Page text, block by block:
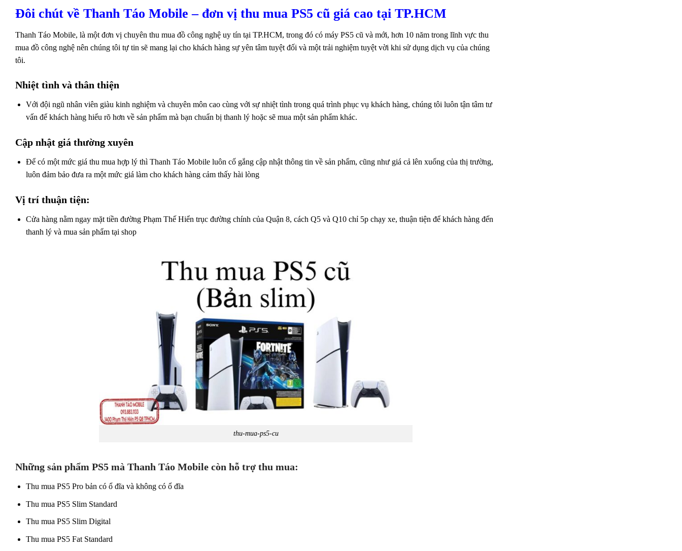
Đôi chút về Thanh Táo Mobile – đơn vị thu mua PS5 cũ giá cao tại TP.HCM
Thanh Táo Mobile, là một đơn vị chuyên thu mua đồ công nghệ uy tín tại TP.HCM, trong đó có máy PS5 cũ và mới, hơn 10 năm trong lĩnh vực thu
mua đồ công nghệ nên chúng tôi tự tin sẽ mang lại cho khách hàng sự yên tâm tuyệt đối và một trải nghiệm tuyệt vời khi sử dụng dịch vụ của chúng
tôi.
Nhiệt tình và thân thiện
Với đội ngũ nhân viên giàu kinh nghiệm và chuyên môn cao cùng với sự nhiệt tình trong quá trình phục vụ khách hàng, chúng tôi luôn tận tâm tư
vấn để khách hàng hiểu rõ hơn về sản phẩm mà bạn chuẩn bị thanh lý hoặc sẽ mua một sản phẩm khác.
Cập nhật giá thường xuyên
Để có một mức giá thu mua hợp lý thì Thanh Táo Mobile luôn cố gắng cập nhật thông tin về sản phẩm, cũng như giá cả lên xuống của thị trường,
luôn đảm bảo đưa ra một mức giá làm cho khách hàng cảm thấy hài lòng
Vị trí thuận tiện:
Cửa hàng nằm ngay mặt tiền đường Phạm Thế Hiển trục đường chính của Quận 8, cách Q5 và Q10 chỉ 5p chạy xe, thuận tiện để khách hàng đến
thanh lý và mua sản phẩm tại shop
thu-mua-ps5-cu
Những sản phẩm PS5 mà Thanh Táo Mobile còn hỗ trợ thu mua:
Thu mua PS5 Pro bản có ổ đĩa và không có ổ đĩa
Thu mua PS5 Slim Standard
Thu mua PS5 Slim Digital
Thu mua PS5 Fat Standard